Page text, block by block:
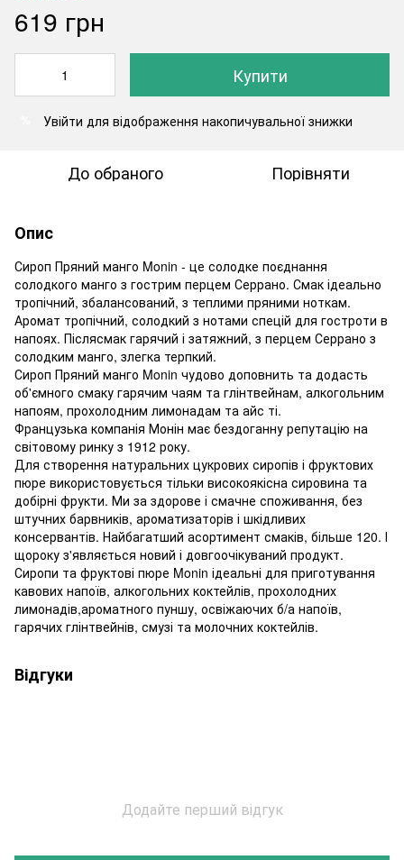
619 грн
Купити
Увійти для відображення накопичувальної знижки
До обраного Порівняти
Опис
Сироп Пряний манго Monin - це солодке поєднання
солодкого манго з гострим перцем Серрано. Смак ідеально
тропічний, збалансований, з теплими пряними ноткам.
Аромат тропічний, солодкий з нотами спецій для гостроти в
напоях. Післясмак гарячий і затяжний, з перцем Серрано з
солодким манго, злегка терпкий.
Сироп Пряний манго Monin чудово доповнить та додасть
об'ємного смаку гарячим чаям та глінтвейнам, алкогольним
напоям, прохолодним лимонадам та айс ті.
Французька компанія Монін має бездоганну репутацію на
світовому ринку з 1912 року.
Для створення натуральних цукрових сиропів і фруктових
пюре використовується тільки високоякісна сировина та
добірні фрукти. Ми за здорове і смачне споживання, без
штучних барвників, ароматизаторів і шкідливих
консервантів. Найбагатший асортимент смаків, більше 120. І
щороку з'являється новий і довгоочікуваний продукт.
Сиропи та фруктові пюре Monin ідеальні для приготування
кавових напоїв, алкогольних коктейлів, прохолодних
лимонадів,ароматного пуншу, освіжаючих б/а напоїв,
гарячих глінтвейнів, смузі та молочних коктейлів.
Відгуки
Додайте перший відгук